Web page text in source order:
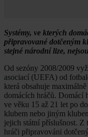
Systémy, ve kterých
připravované dotčeným
stejné národní lize,
Od sezóny 2008/2009
asociací (UEFA) od
která obsahuje
domácích hráčů. Domácí
ve věku 15 až 21 let po
klubem nebo jiným
jejich státní příslušnost. Z
hráči připravováni